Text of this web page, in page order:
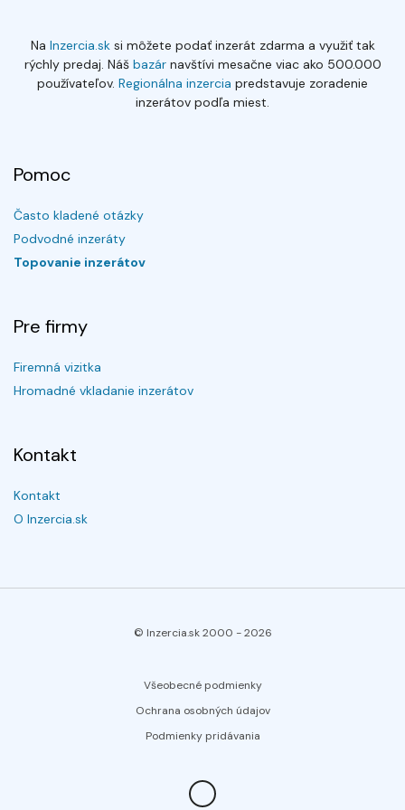
Na Inzercia.sksi môžete podať inzerát zdarma a využiť tak
rýchly predaj. Náš bazárnavštívi mesačne viac ako 500.000
používateľov. Regionálna inzercia predstavuje zoradenie
inzerátov podľa miest.
Pomoc
Často kladené otázky
Podvodné inzeráty
Topovanie inzerátov
Pre firmy
Firemná vizitka
Hromadné vkladanie inzerátov
Kontakt
Kontakt
O Inzercia.sk
© Inzercia.sk 2000 -2026
Všeobecné podmienky
Ochrana osobných údajov
Podmienky pridávania